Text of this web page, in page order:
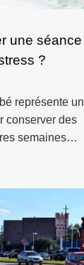
une séance
?
représente un
conserver des
semaines…